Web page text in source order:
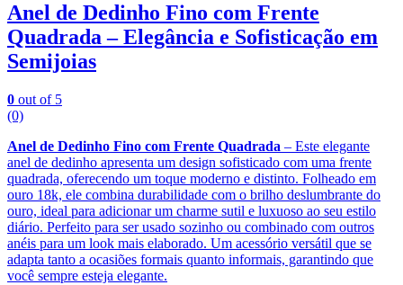
Anel de Dedinho Fino com Frente
Quadrada – Elegância e Sofisticação em
Semijoias
0 out of 5
(0)
Anel de Dedinho Fino com Frente Quadrada – Este elegante
anel de dedinho apresenta um design sofisticado com uma frente
quadrada, oferecendo um toque moderno e distinto. Folheado em
ouro 18k, ele combina durabilidade com o brilho deslumbrante do
ouro, ideal para adicionar um charme sutil e luxuoso ao seu estilo
diário. Perfeito para ser usado sozinho ou combinado com outros
anéis para um look mais elaborado. Um acessório versátil que se
adapta tanto a ocasiões formais quanto informais, garantindo que
você sempre esteja elegante.